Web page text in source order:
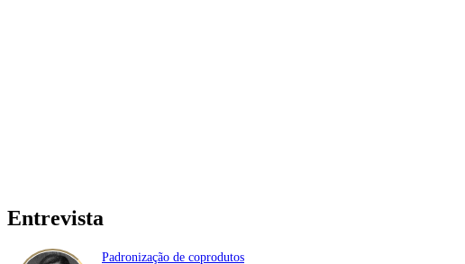
Entrevista
Padronização de coprodutos